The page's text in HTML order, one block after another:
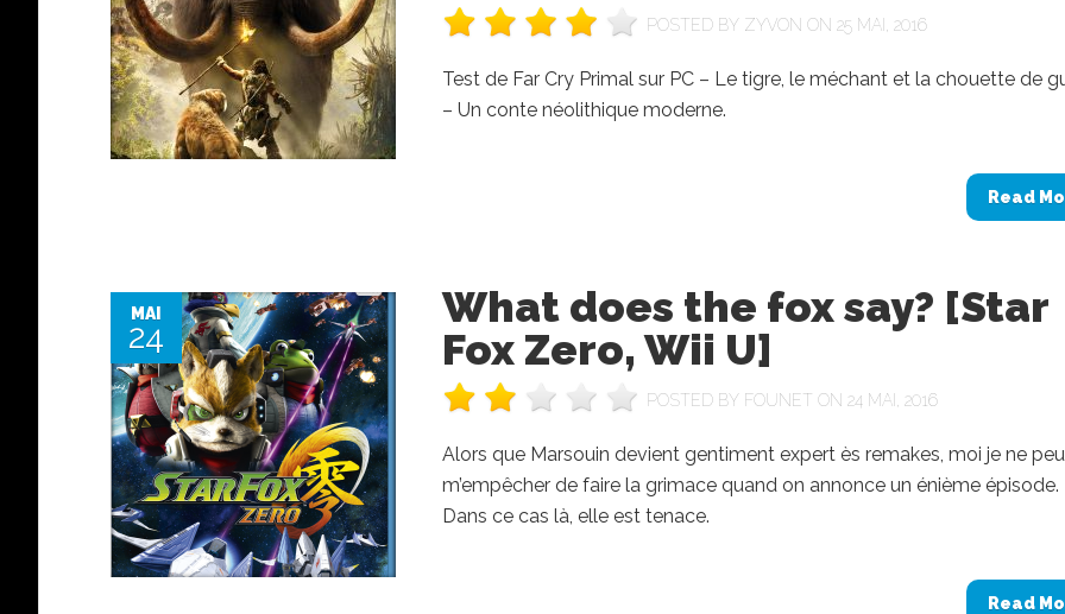
POSTED BY ZYVON ON 25 MAI, 2016
Test de Far Cry Primal sur PC – Le tigre, le méchant et la chouette de
– Un conte néolithique moderne.
Read
MAI
24
What does the fox say? [Star
Fox Zero, Wii U]
POSTED BY FOUNET ON 24 MAI, 2016
Alors que Marsouin devient gentiment expert ès remakes, moi je ne
m’empêcher de faire la grimace quand on annonce un énième épisode.
Dans ce cas là, elle est tenace.
Read